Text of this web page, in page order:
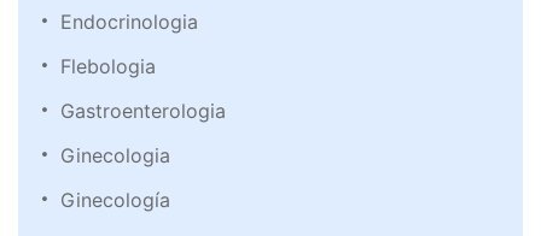
Endocrinologia
Flebologia
Gastroenterologia
Ginecologia
Ginecología